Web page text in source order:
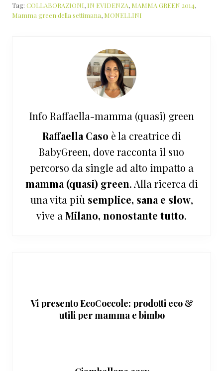
Tag: COLLABORAZIONI, IN EVIDENZA, MAMMA GREEN 2014,
Mamma green della settimana, MONELLINI
Info Raffaella-mamma (quasi) green
Raffaella Caso è la creatrice di
BabyGreen, dove racconta il suo
percorso da single ad alto impatto a
mamma (quasi) green. Alla ricerca di
una vita più semplice, sana e slow,
vive a Milano, nonostante tutto.
Vi presento EcoCoccole: prodotti eco &
utili per mamma e bimbo